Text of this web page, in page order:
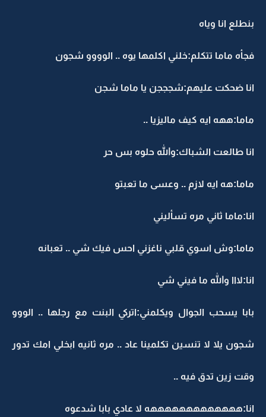
بنطلع انا وياه
فجأه ماما تتكلم:خلني اكلمها يوه .. الوووو شجون
انا ضحكت عليهم:شجججن يا ماما شجن
ماما:ههه ايه كيف ماليزيا ..
انا طالعت الشباك:والله حلوه بس حر
ماما:هه ايه لازم .. وعسى ما تعبتو
انا:ماما ثاني مره تسأليني
ماما:وش اسوي قلبي ناغزني احس فيك شي .. تعبانه
انا:لااا والله ما فيني شي
بابا يسحب الجوال ويكلمني:اتركي البنت مع رجلها .. الووو
شجون يلا لا تنسين تكلمينا عاد .. مره ثانيه ابخلي امك تدور
وقت زين تدق فيه ..
انا:هههههههههههههه لا عادي بابا شدعوه